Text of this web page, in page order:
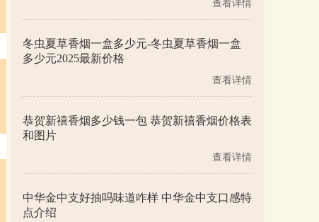
查看详情
冬虫夏草香烟一盒多少元-冬虫夏草香烟一盒
多少元2025最新价格
查看详情
恭贺新禧香烟多少钱一包 恭贺新禧香烟价格表
和图片
查看详情
中华金中支好抽吗味道咋样 中华金中支口感特
点介绍